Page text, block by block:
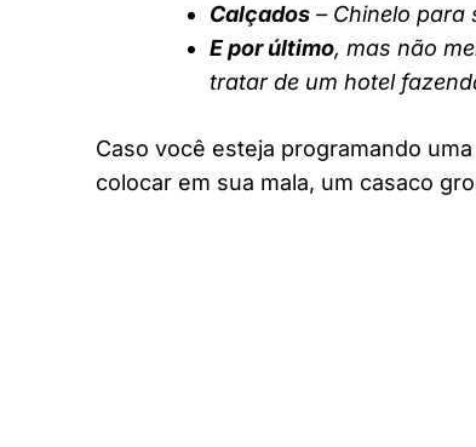
Calçados – Chinelo para
E por último, mas não
tratar de um hotel
Caso você esteja programando
colocar em sua mala, um casaco